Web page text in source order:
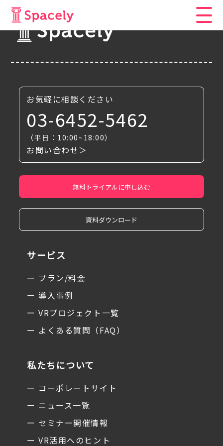
お気軽に相談ください
03-6452-5462
（平日：10:00~18:00）
お問い合わせ＞
無料トライアルに申し込む
資料ダウンロード
サービス
ー プラン/料金
ー 導入事例
ー VRプロジェクト一覧
ー よくある質問（FAQ）
私たちについて
ー コーポレートサイト
ー ニュース一覧
ー セミナー開催情報
ー VR活用へのヒント